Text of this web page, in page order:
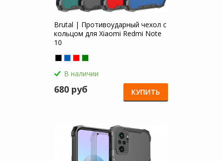
Brutal | Противоударный чехол с
кольцом для Xiaomi Redmi Note
10
В наличии
680 руб КУПИТЬ